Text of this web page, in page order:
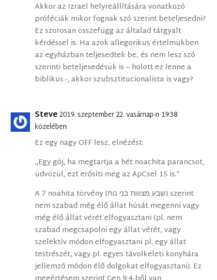
Akkor az Izrael helyreállítására vonatkozó
próféciák mikor fognak szó szerint beteljesedni?
Ez szorosan összefügg az általad tárgyalt
kérdéssel is. Ha azok allegorikus értelmükben
az egyházban teljesedtek be, és nem lesz szó
szerinti beteljesedésük is – holott ez lenne a
biblikus -, akkor szubsztitucionalista is vagy?
Steve 2019. szeptember 22. vasárnap-n 19:38
közelében
Ez egy nagy OFF lesz, elnézést:
„Egy gój, ha megtartja a hét noachita parancsot,
üdvözül, ezt erősíti meg az ApCsel 15 is.”
A 7 noahita törvény (שבע מצווות בני נוח) szerint
nem szabad még élő állat húsát megenni vagy
még élő állat vérét elfogyasztani (pl. nem
szabad megcsapolni egy állat vérét, vagy
szelektív módon elfogyasztani pl. egy állat
testrészét, vagy pl. egyes távolkeleti konyhára
jellemző módon élő dolgokat elfogyasztani). Ez